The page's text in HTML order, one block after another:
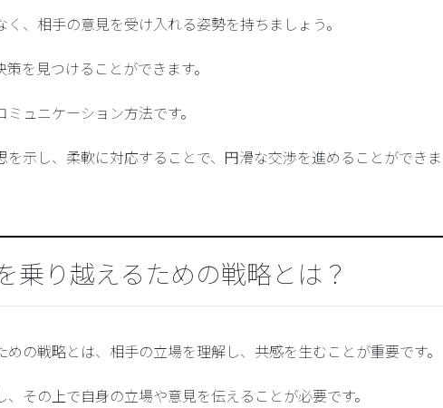
、相手の意見を受け入れる姿勢を持ちましょう。
を見つけることができます。
ュニケーション方法です。
示し、柔軟に対応することで、円滑な交渉を進めることができま
乗り越えるための戦略とは？
の戦略とは、相手の立場を理解し、共感を生むことが重要です。
その上で自身の立場や意見を伝えることが必要です。